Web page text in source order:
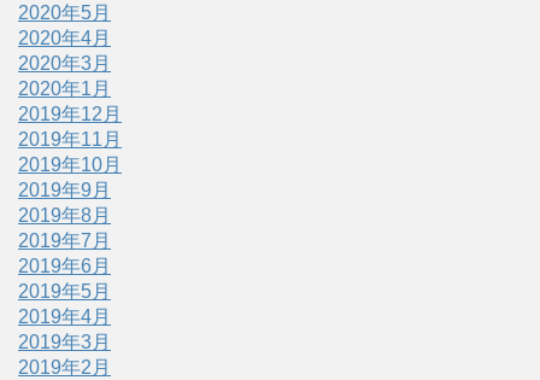
2020年5月
2020年4月
2020年3月
2020年1月
2019年12月
2019年11月
2019年10月
2019年9月
2019年8月
2019年7月
2019年6月
2019年5月
2019年4月
2019年3月
2019年2月